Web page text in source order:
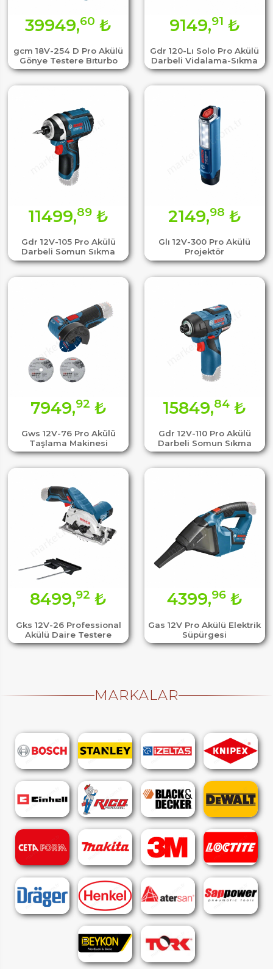
gcm 18V-254 D Pro Akülü
Gönye Testere Bıturbo
39949,60 ₺
Gdr 120-Lı Solo Pro Akülü
Darbeli Vidalama-Sıkma
9149,91 ₺
Gdr 12V-105 Pro Akülü
Darbeli Somun Sıkma
11499,89 ₺
Glı 12V-300 Pro Akülü
Projektör
2149,98 ₺
Gws 12V-76 Pro Akülü
Taşlama Makinesi
7949,92 ₺
Gdr 12V-110 Pro Akülü
Darbeli Somun Sıkma
15849,84 ₺
Gks 12V-26 Professional
Akülü Daire Testere
8499,92 ₺
Gas 12V Pro Akülü Elektrik
Süpürgesi
4399,96₺
MARKALAR